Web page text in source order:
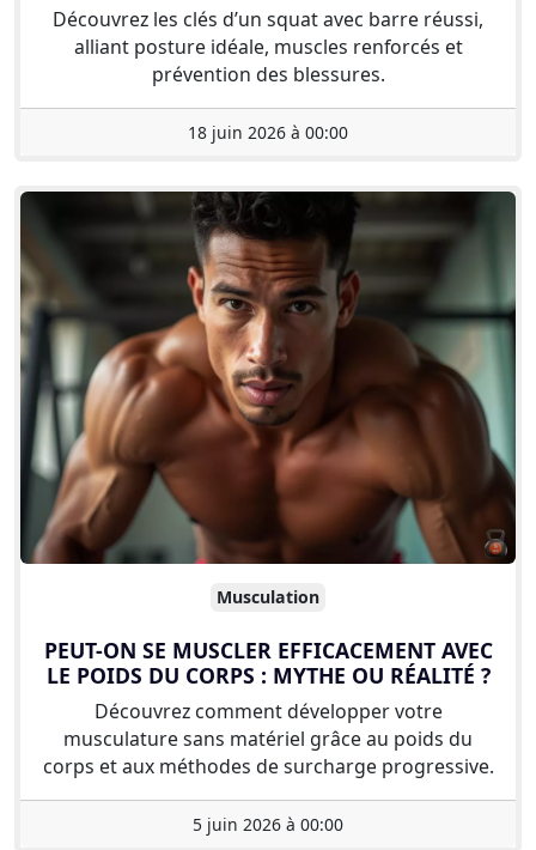
Découvrez les clés d’un squat avec barre réussi,
alliant posture idéale, muscles renforcés et
prévention des blessures.
18 juin 2026 à 00:00
Musculation
PEUT-ON SE MUSCLER EFFICACEMENT AVEC
LE POIDS DU CORPS : MYTHE OU RÉALITÉ ?
Découvrez comment développer votre
musculature sans matériel grâce au poids du
corps et aux méthodes de surcharge progressive.
5 juin 2026 à 00:00